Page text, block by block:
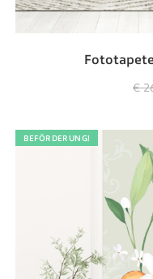
€
BEFÖRDERUNG!